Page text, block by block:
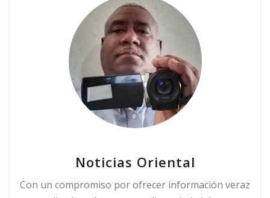
Noticias Oriental
Con un compromiso por ofrecer información veraz